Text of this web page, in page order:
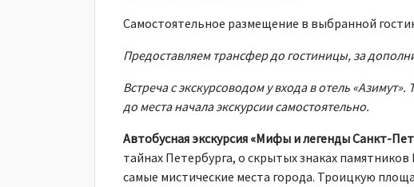
Самостоятельное размещение в выбранной
Предоставляем трансфер до гостиницы, за
Встреча с экскурсоводом у входа в отель
до места начала экскурсии самостоятельно.
Автобусная экскурсия «Мифы и легенды Санкт-
тайнах Петербурга, о скрытых знаках
самые мистические места города. Троицкую